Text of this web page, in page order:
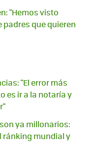
"Hemos visto
que quieren
"El error más
es ir a la notaría y
ya millonarios:
ránking mundial y